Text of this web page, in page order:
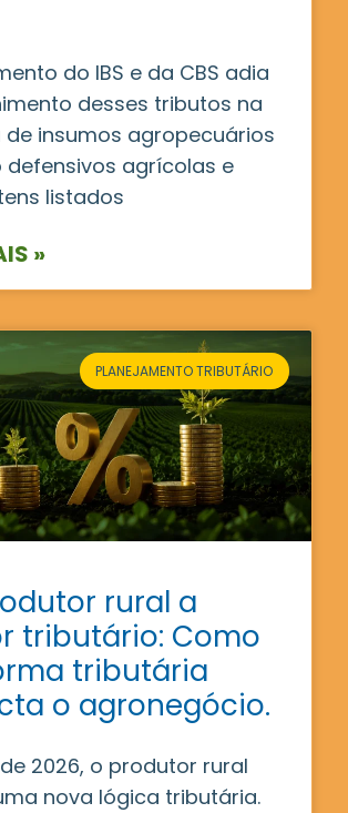
do IBS e da CBS adia
desses tributos na
insumos agropecuários
agrícolas e
listados
»
PLANEJAMENTO TRIBUTÁRIO
rural a
tributário: Como
tributária
o agronegócio.
2026, o produtor rural
nova lógica tributária.